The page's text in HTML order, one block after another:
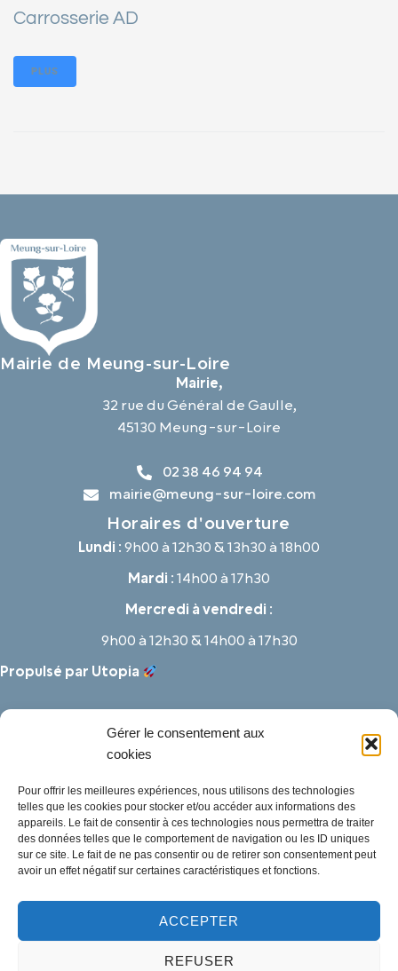
Gérer le consentement aux
cookies
Pour offrir les meilleures expériences, nous utilisons des technologies
telles que les cookies pour stocker et/ou accéder aux informations des
appareils. Le fait de consentir à ces technologies nous permettra de traiter
des données telles que le comportement de navigation ou les ID uniques
sur ce site. Le fait de ne pas consentir ou de retirer son consentement peut
avoir un effet négatif sur certaines caractéristiques et fonctions.
ACCEPTER
REFUSER
Carrosserie AD
PLUS
Mairie de Meung-sur-Loire
Mairie,
32 rue du Général de Gaulle,
45130 Meung-sur-Loire
02 38 46 94 94
mairie@meung-sur-loire.com
Horaires d'ouverture
Lundi :9h00 à 12h30 & 13h30 à 18h00
Mardi :14h00 à 17h30
Mercredi à vendredi :
9h00 à 12h30 & 14h00 à 17h30
Propulsé par Utopia
Mentions légales
Politique des cookies